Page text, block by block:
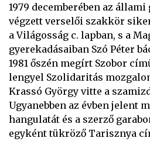
1979 decemberében az
végzett verselői szakkör
a Világosság c. lapban, s a
gyerekadásaiban Szó Péter
1981 őszén megírt Szobor
lengyel Szolidaritás
Krassó György vitte a
Ugyanebben az évben jelent
hangulatát és a szerző
egyként tükröző Tarisznya